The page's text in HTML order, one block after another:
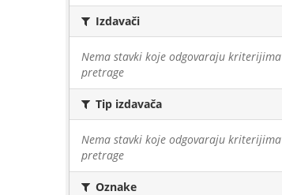
Izdavači
Nema stavki koje odgovaraju kriterijima
pretrage
Tip izdavača
Nema stavki koje odgovaraju kriterijima
pretrage
Oznake